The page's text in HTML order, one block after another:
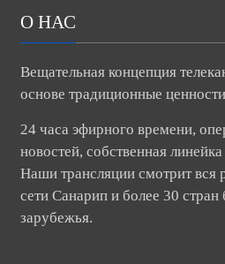
О НАС
Вещательная концепция
основе традиционные
24 часа эфирного времени,
новостей, собственная
Наши трансляции смотрит вся
сети Санарип и более 30 стран
зарубежья.